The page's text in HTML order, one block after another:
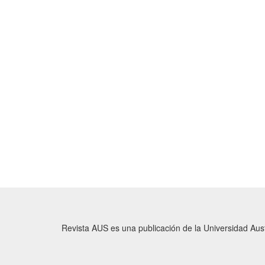
Revista AUS es una publicación de la Universidad